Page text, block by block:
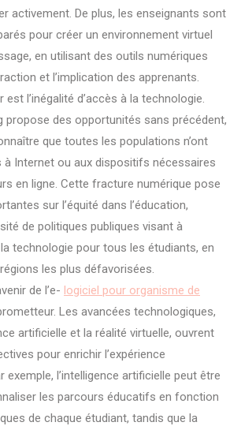
activement. De plus, les enseignants sont
pour créer un environnement virtuel
en utilisant des outils numériques
et l’implication des apprenants.
est l’inégalité d’accès à la technologie.
propose des opportunités sans précédent,
que toutes les populations n’ont
à Internet ou aux dispositifs nécessaires
en ligne. Cette fracture numérique pose
sur l’équité dans l’éducation,
de politiques publiques visant à
technologie pour tous les étudiants, en
les plus défavorisées.
de l’e- logiciel pour organisme de
Les avancées technologiques,
artificielle et la réalité virtuelle, ouvrent
pour enrichir l’expérience
exemple, l’intelligence artificielle peut être
les parcours éducatifs en fonction
de chaque étudiant, tandis que la